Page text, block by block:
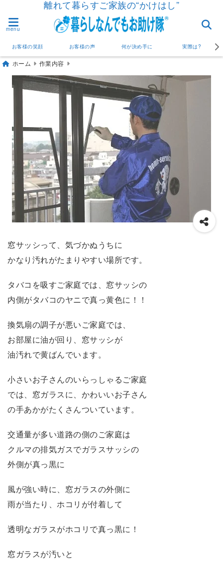
離れて暮らすご家族の“かけはし”
menu
お客様の笑顔 お客様の声 何が決め手に 実際は?
ホーム 作業内容
窓サッシって、気づかぬうちに
かなり汚れがたまりやすい場所です。
タバコを吸すご家庭では、窓サッシの
内側がタバコのヤニで真っ黄色に！！
換気扇の調子が悪いご家庭では、
お部屋に油が回り、窓サッシが
油汚れで黄ばんでいます。
小さいお子さんのいらっしゃるご家庭
では、窓ガラスに、かわいいお子さん
の手あかがたくさんついています。
交通量が多い道路の側のご家庭は
クルマの排気ガスでガラスサッシの
外側が真っ黒に
風が強い時に、窓ガラスの外側に
雨が当たり、ホコリが付着して
透明なガラスがホコリで真っ黒に！
窓ガラスが汚いと